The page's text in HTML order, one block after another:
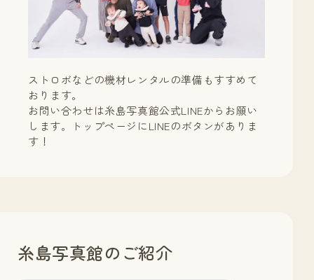
ストロボなどの機材レンタルの準備もすすめて
おります。
お問い合わせは糸島写真館公式LINEからお願い
します。トップページにLINEのボタンがありま
す！
糸島写真館のご紹介